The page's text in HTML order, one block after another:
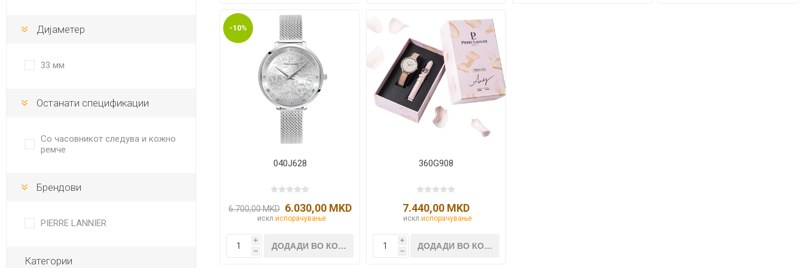
-10%
040J628
6.700,00 MKD 6.030,00 MKD
искл.испорачување
i
h
360G908
7.440,00 MKD
искл.испорачување
i
h
Дијаметер
33 мм
Останати спецификации
Со часовникот следува и кожно
ремче
Брендови
PIERRE LANNIER
Категории